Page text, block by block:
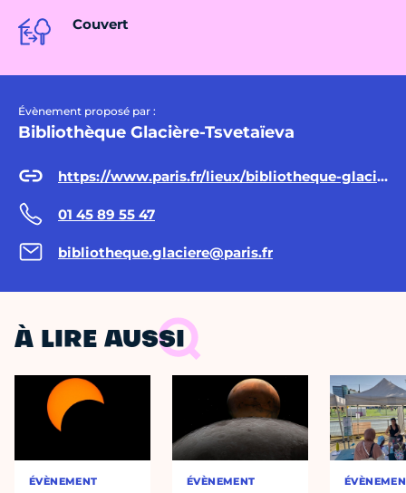
Couvert
Évènement proposé par :
Bibliothèque Glacière-Tsvetaïeva
https://www.paris.fr/lieux/bibliotheque-glaciere-marina-tsvetaieva-1730
01 45 89 55 47
bibliotheque.glaciere@paris.fr
À LIRE AUSSI
ÉVÈNEMENT ÉVÈNEMENT